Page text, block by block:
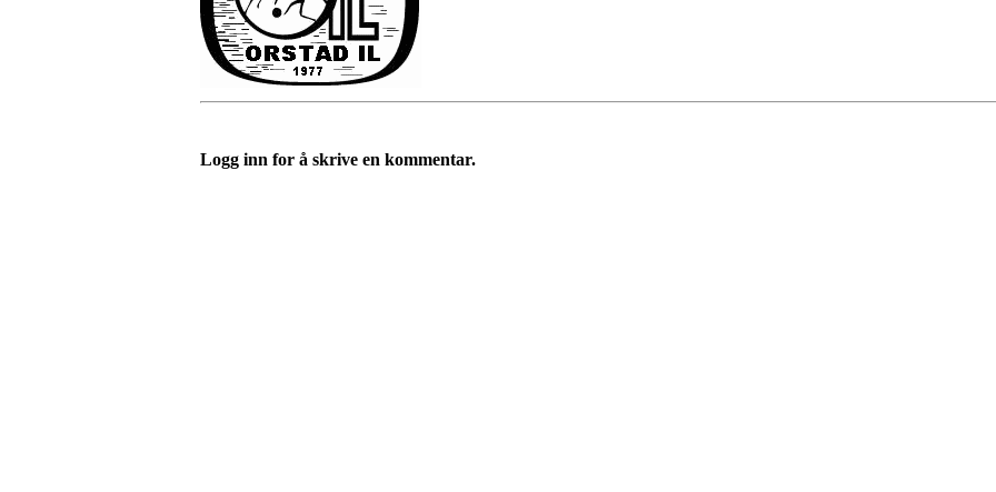
Logg inn for å skrive en kommentar.